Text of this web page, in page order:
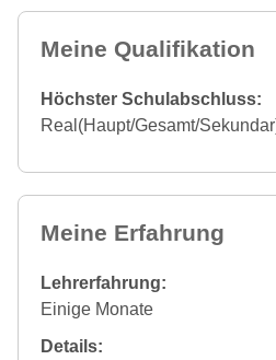
Meine Qualifikation
Höchster Schulabschluss:
Real(Haupt/Gesamt/
Meine Erfahrung
Lehrerfahrung:
Einige Monate
Details: